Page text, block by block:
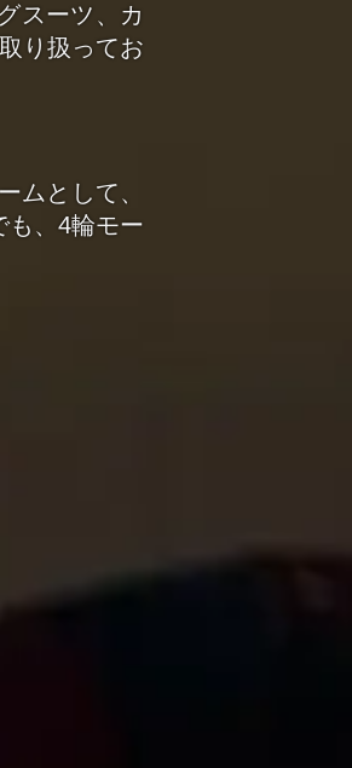
スーツ、カ
り扱ってお
ムとして、
も、4輪モー